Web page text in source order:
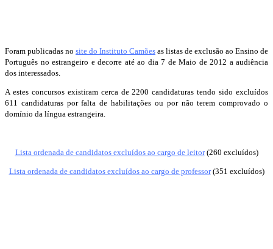
Foram publicadas no site do Instituto Camões as listas de exclusão ao Ensino de
Português no estrangeiro e decorre até ao dia 7 de Maio de 2012 a audiência
dos interessados.
A estes concursos existiram cerca de 2200 candidaturas tendo sido excluídos
611 candidaturas por falta de habilitações ou por não terem comprovado o
domínio da língua estrangeira.
Lista ordenada de candidatos excluídos ao cargo de leitor(260 excluídos)
Lista ordenada de candidatos excluídos ao cargo de professor(351 excluídos)